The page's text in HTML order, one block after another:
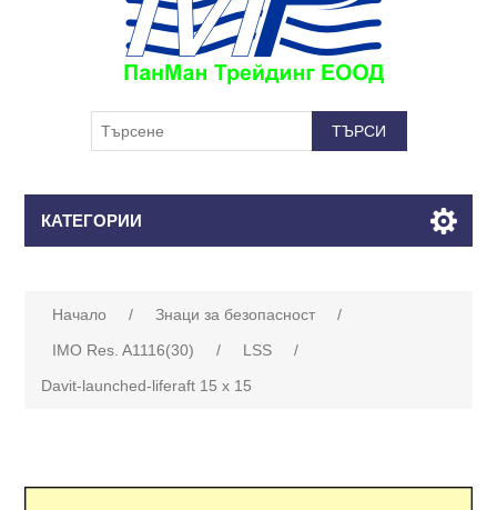
КАТЕГОРИИ
Начало / Знаци за безопасност
/
IMO Res. A1116(30)
/ LSS
/
Davit-launched-liferaft 15 x 15